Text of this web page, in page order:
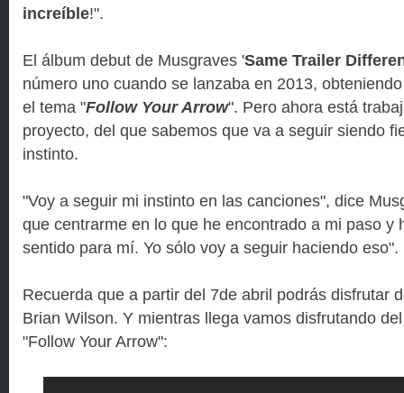
increíble!".
El álbum debut de Musgraves 'Same Trailer
número uno cuando se lanzaba en 2013,
el tema "Follow Your Arrow". Pero ahora está
proyecto, del que sabemos que va a seguir siendo
instinto.
"Voy a seguir mi instinto en las canciones", dice
que centrarme en lo que he encontrado a mi paso y
sentido para mí. Yo sólo voy a seguir haciendo eso".
Recuerda que a partir del 7de abril podrás disfrutar
Brian Wilson. Y mientras llega vamos disfrutando
"Follow Your Arrow":